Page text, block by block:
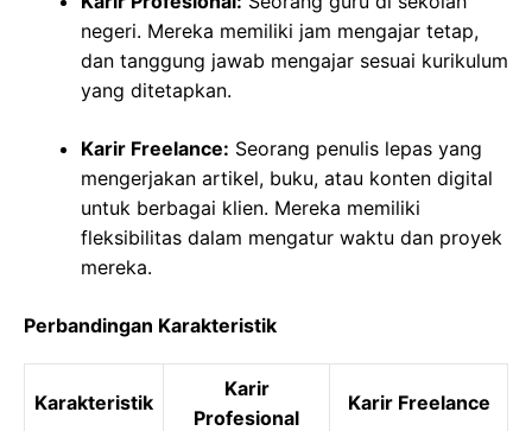
negeri. Mereka memiliki jam mengajar tetap,
dan tanggung jawab mengajar sesuai kurikulum
yang ditetapkan.
Karir Freelance: Seorang penulis lepas yang
mengerjakan artikel, buku, atau konten digital
untuk berbagai klien. Mereka memiliki
fleksibilitas dalam mengatur waktu dan proyek
mereka.
Perbandingan Karakteristik
Karakteristik
Karir
Profesional
Karir Freelance